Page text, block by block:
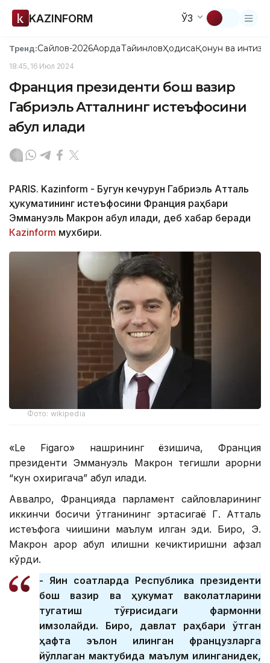
KAZINFORM ЎЗ
Тренд:Сайлов-2026АқордаТайинловҲодисаҚонун ва
18:45, 16 Июл 2024
Франция президенти бош вазир
Габриэль Атталнинг истеъфосини
қабул қилади
PARIS. Kazinform - Бугун кечқурун Габриэль Атталь
ҳукуматининг истеъфосини Франция раҳбари
Эммануэль Макрон қабул қилади, деб хабар беради
Кazinform мухбири.
Фото: wikipedia
«Le Figaro» нашрининг ёзишича, Франция
президенти Эммануэль Макрон тегишли қарорни
“кун охиригача” қабул қилади.
Аввалроқ, Францияда парламент сайловларининг
иккинчи босқичи ўтганининг эртасигаёқ Г. Атталь
истеъфога чиқишини маълум қилган эди. Бироқ, Э.
Макрон қарор қабул қилишни кечиктиришни афзал
кўрди.
- Яқин соатларда Республика президенти
бош вазир ва ҳукумат ваколатларини
тугатиш тўғрисидаги фармонни
имзолайди. Бироқ, давлат раҳбари ўтган
ҳафта эълон қилинган французларга
йўллаган мактубида маълум қилинганидек,